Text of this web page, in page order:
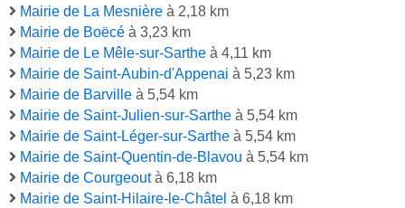
Mairie de La Mesnière à 2,18 km
Mairie de Boëcé à 3,23 km
Mairie de Le Mêle-sur-Sarthe à 4,11 km
Mairie de Saint-Aubin-d'Appenai à 5,23 km
Mairie de Barville à 5,54 km
Mairie de Saint-Julien-sur-Sarthe à 5,54 km
Mairie de Saint-Léger-sur-Sarthe à 5,54 km
Mairie de Saint-Quentin-de-Blavou à 5,54 km
Mairie de Courgeoutà 6,18 km
Mairie de Saint-Hilaire-le-Châtel à 6,18 km